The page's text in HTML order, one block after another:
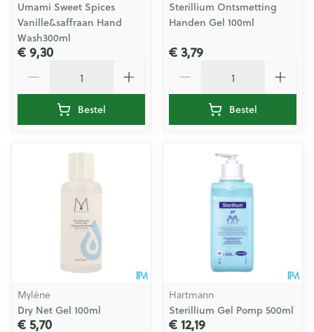
Umami Sweet Spices
Vanille&saffraan Hand
Wash300ml
€ 9,30
Bestel
Sterillium Ontsmetting
Handen Gel 100ml
€ 3,79
Bestel
Mylène
Dry Net Gel 100ml
€ 5,70
Hartmann
Sterillium Gel Pomp 500ml
€ 12,19